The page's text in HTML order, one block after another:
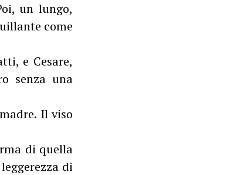
un lungo,
come
e Cesare,
senza una
Il viso
di quella
di